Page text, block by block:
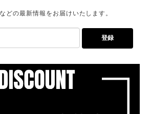
どの最新情報をお届けいたします。
登録